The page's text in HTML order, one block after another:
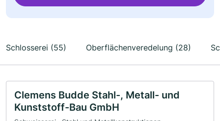
Schlosserei (55) Oberflächenveredelung (28)
Clemens Budde Stahl-, Metall- und
Kunststoff-Bau GmbH